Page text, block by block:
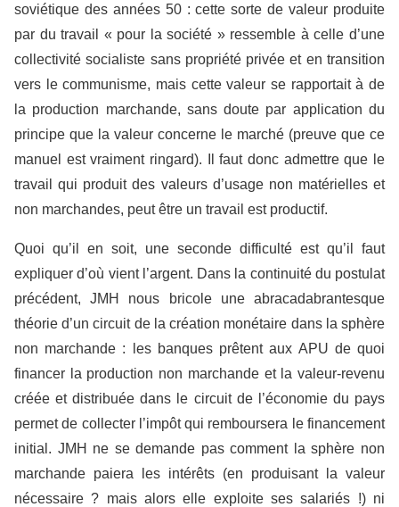
soviétique des années 50 : cette sorte de valeur produite
par du travail « pour la société » ressemble à celle d’une
collectivité socialiste sans propriété privée et en transition
vers le communisme, mais cette valeur se rapportait à de
la production marchande, sans doute par application du
principe que la valeur concerne le marché (preuve que ce
manuel est vraiment ringard). Il faut donc admettre que le
travail qui produit des valeurs d’usage non matérielles et
non marchandes, peut être un travail est productif.
Quoi qu’il en soit, une seconde difficulté est qu’il faut
expliquer d’où vient l’argent. Dans la continuité du postulat
précédent, JMH nous bricole une abracadabrantesque
théorie d’un circuit de la création monétaire dans la sphère
non marchande : les banques prêtent aux APU de quoi
financer la production non marchande et la valeur-revenu
créée et distribuée dans le circuit de l’économie du pays
permet de collecter l’impôt qui remboursera le financement
initial. JMH ne se demande pas comment la sphère non
marchande paiera les intérêts (en produisant la valeur
nécessaire ? mais alors elle exploite ses salariés !) ni